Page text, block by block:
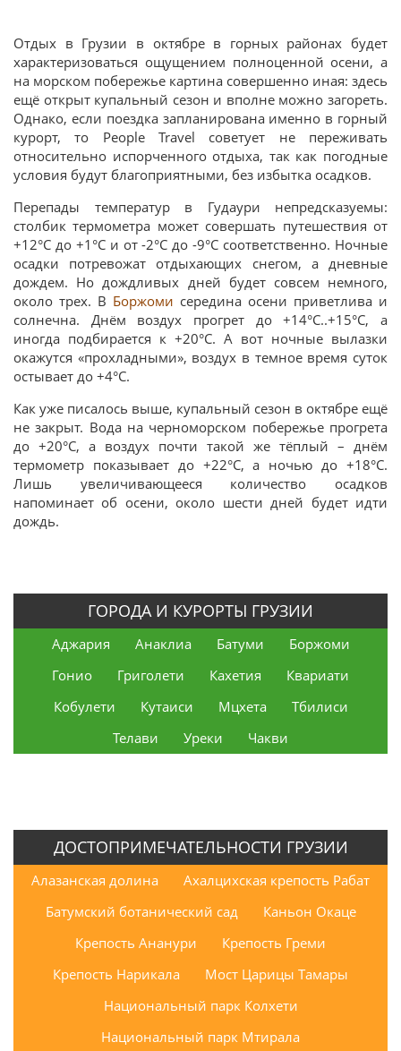
Отдых в Грузии в октябре в горных районах будет
характеризоваться ощущением полноценной осени, а
на морском побережье картина совершенно иная: здесь
ещё открыт купальный сезон и вполне можно загореть.
Однако, если поездка запланирована именно в горный
курорт, то People Travel советует не переживать
относительно испорченного отдыха, так как погодные
условия будут благоприятными, без избытка осадков.
Перепады температур в Гудаури непредсказуемы:
столбик термометра может совершать путешествия от
+12°C до +1°C и от -2°C до -9°C соответственно. Ночные
осадки потревожат отдыхающих снегом, а дневные
дождем. Но дождливых дней будет совсем немного,
около трех. В Боржоми середина осени приветлива и
солнечна. Днём воздух прогрет до +14°C..+15°C, а
иногда подбирается к +20°C. А вот ночные вылазки
окажутся «прохладными», воздух в темное время суток
остывает до +4°C.
Как уже писалось выше, купальный сезон в октябре ещё
не закрыт. Вода на черноморском побережье прогрета
до +20°C, а воздух почти такой же тёплый – днём
термометр показывает до +22°C, а ночью до +18°C.
Лишь увеличивающееся количество осадков
напоминает об осени, около шести дней будет идти
дождь.
ГОРОДА И КУРОРТЫ ГРУЗИИ
Аджария Анаклиа Батуми
Боржоми
Гонио
Григолети Кахетия
Квариати
Кобулети
Кутаиси Мцхета
Тбилиси
Телави
Уреки Чакви
ДОСТОПРИМЕЧАТЕЛЬНОСТИ ГРУЗИИ
Алазанская долина
Ахалцихская крепость Рабат
Батумский ботанический сад
Каньон Окаце
Крепость Ананури
Крепость Греми
Крепость Нарикала
Мост Царицы Тамары
Национальный парк Колхети
Национальный парк Мтирала